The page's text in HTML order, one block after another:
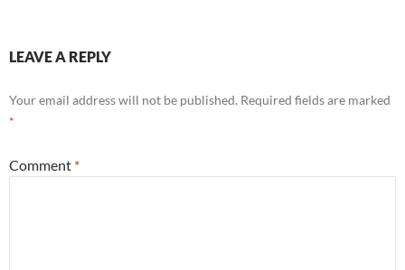
LEAVE A REPLY
Your email address will not be published. Required fields are marked
*
Comment *